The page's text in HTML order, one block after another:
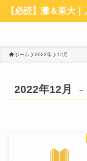
【必読】灘＆東大
ホーム 2022年 12月
2022年12月 –